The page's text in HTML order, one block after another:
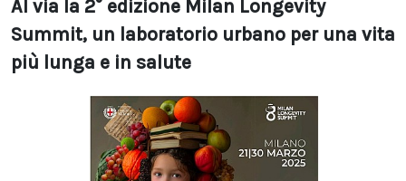
Al via la 2° edizione Milan Longevity
Summit, un laboratorio urbano per una vita
più lunga e in salute